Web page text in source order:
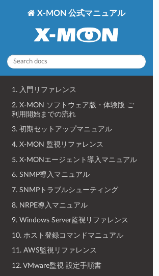
X-MON 公式マニュアル
1. 入門リファレンス
2. X-MON ソフトウェア版・体験版 ご
利用開始までの流れ
3. 初期セットアップマニュアル
4. X-MON 監視リファレンス
5. X-MONエージェント導入マニュアル
6. SNMP導入マニュアル
7. SNMPトラブルシューティング
8. NRPE導入マニュアル
9. Windows Server監視リファレンス
10. ホスト登録コマンドマニュアル
11. AWS監視リファレンス
12. VMware監視 設定手順書